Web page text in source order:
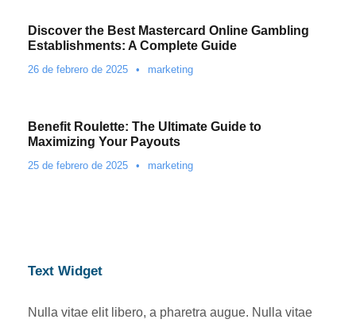
Discover the Best Mastercard Online Gambling
Establishments: A Complete Guide
26 de febrero de 2025 • marketing
Benefit Roulette: The Ultimate Guide to
Maximizing Your Payouts
25 de febrero de 2025 • marketing
Text Widget
Nulla vitae elit libero, a pharetra augue. Nulla vitae